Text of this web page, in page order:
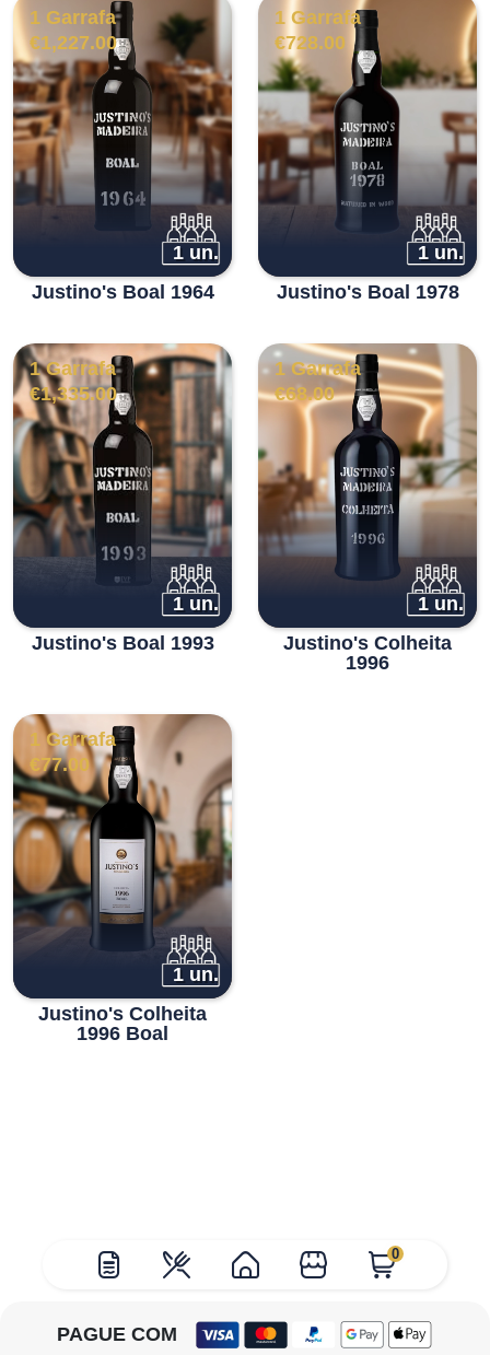
0
1 Garrafa
€1,227.00
1 un.
Justino's Boal 1964
1 Garrafa
€728.00
1 un.
Justino's Boal 1978
1 Garrafa
€1,335.00
1 un.
Justino's Boal 1993
1 Garrafa
€68.00
1 un.
Justino's Colheita
1996
1 Garrafa
€77.00
1 un.
Justino's Colheita
1996 Boal
PAGUE COM